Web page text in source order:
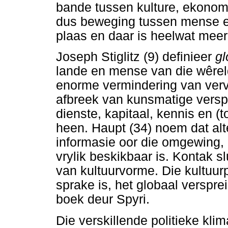
bande tussen kulture,
dus beweging tussen mense
plaas en daar is heelwat
Joseph Stiglitz (9) definieer
lande en mense van die
enorme vermindering van
afbreek van kunsmatige
dienste, kapitaal, kennis en
heen. Haupt (34) noem dat
informasie oor die
vrylik beskikbaar is. Kontak
van kultuurvorme. Die
sprake is, het globaal
boek deur Spyri.
Die verskillende politieke